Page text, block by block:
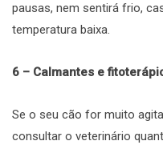
pausas, nem sentirá frio,
temperatura baixa.
6 – Calmantes e
Se o seu cão for muito
consultar o veterinário